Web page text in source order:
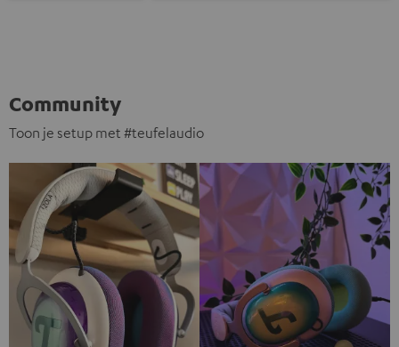
Community
Toon je setup met #teufelaudio